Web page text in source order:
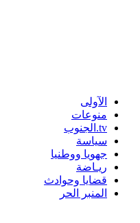
الآولى
منوعات
tv.الجنوب
سياسة
جهويا ووطنيا
ريـاضة
قضايا وحوادث
المنبر الحر